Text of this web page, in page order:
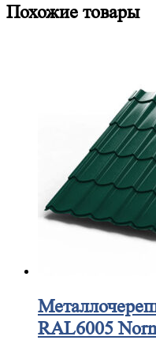
Похожие товары
RAL6005